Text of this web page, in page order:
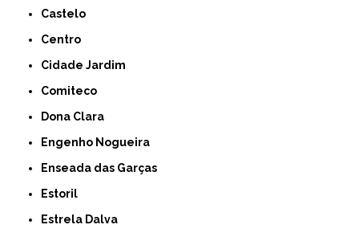
Castelo
Centro
Cidade Jardim
Comiteco
Dona Clara
Engenho Nogueira
Enseada das Garças
Estoril
Estrela Dalva